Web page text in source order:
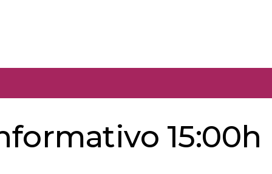
15:00h